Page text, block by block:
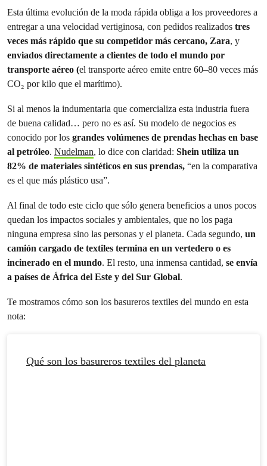
Esta última evolución de la moda rápida obliga a los proveedores a
entregar a una velocidad vertiginosa, con pedidos realizados tres
veces más rápido que su competidor más cercano, Zara, y
enviados directamente a clientes de todo el mundo por
transporte aéreo (el transporte aéreo emite entre 60–80 veces más
CO₂ por kilo que el marítimo).
Si al menos la indumentaria que comercializa esta industria fuera
de buena calidad… pero no es así. Su modelo de negocios es
conocido por los grandes volúmenes de prendas hechas en base
al petróleo. Nudelman, lo dice con claridad: Shein utiliza un
82% de materiales sintéticos en sus prendas, “en la comparativa
es el que más plástico usa”.
Al final de todo este ciclo que sólo genera beneficios a unos pocos
quedan los impactos sociales y ambientales, que no los paga
ninguna empresa sino las personas y el planeta. Cada segundo, un
camión cargado de textiles termina en un vertedero o es
incinerado en el mundo. El resto, una inmensa cantidad, se envía
a países de África del Este y del Sur Global.
Te mostramos cómo son los basureros textiles del mundo en esta
nota:
Qué son los basureros textiles del planeta